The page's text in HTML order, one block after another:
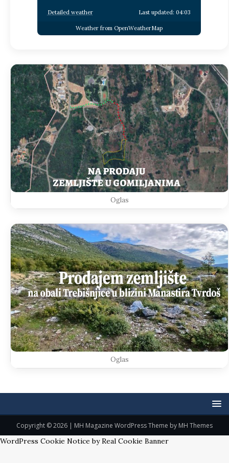
Detailed weather Last updated: 04:03
Weather from OpenWeatherMap
Oglas
Oglas
Copyright © 2026 | MH Magazine WordPress Theme by MH Themes
WordPress Cookie Notice by Real Cookie Banner